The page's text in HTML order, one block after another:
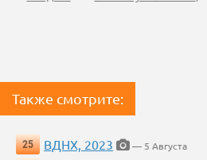
Также смотрите:
25 ВДНХ, 2023
— 5 Августа